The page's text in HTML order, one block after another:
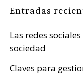
Entradas
Las redes
sociedad
Claves para